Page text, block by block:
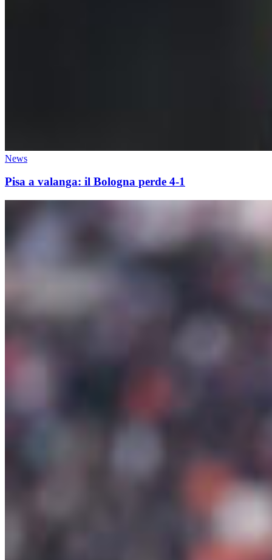
News
Pisa a valanga: il Bologna perde 4-1